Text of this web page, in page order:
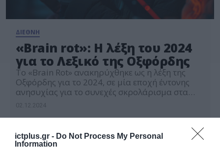
ictplus.gr - Do Not Process My Personal
Information
ΔΙΕΘΝΗ
«Brain rot»: H λέξη του 2024
για το Λεξικό της Οξφόρδης
Το «Brain Rot» ανακηρύχθηκε ως η λέξη της
Οξφόρδης για το 2024, σε μία εποχή έντονης
ανησυχίας για το συνεχές σκρολάρισμα στα
ως «η επιδείνωση της ψυχικής ή διανοητικής
κατάστασης ενός ατόμου, ιδίως ως αποτέλεσμα
της υπερκατανάλωσης υλικού (τώρα κυρίως